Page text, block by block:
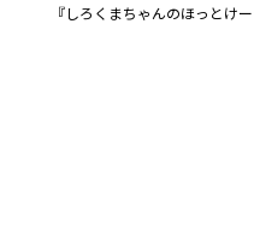
『しろくまちゃんのほっとけ